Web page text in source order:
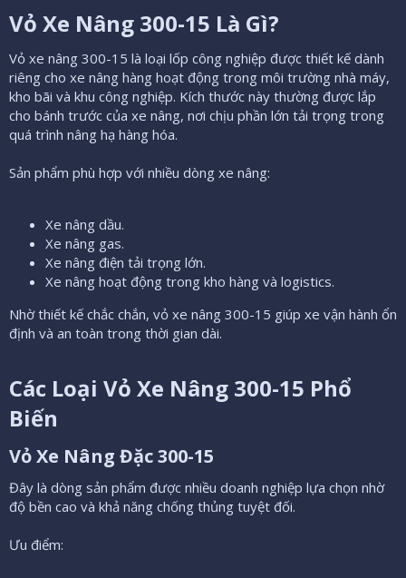
Vỏ Xe Nâng 300-15 Là Gì?​
Vỏ xe nâng 300-15 là loại lốp công nghiệp được thiết kế dành
riêng cho xe nâng hàng hoạt động trong môi trường nhà máy,
kho bãi và khu công nghiệp. Kích thước này thường được lắp
cho bánh trước của xe nâng, nơi chịu phần lớn tải trọng trong
quá trình nâng hạ hàng hóa.
Sản phẩm phù hợp với nhiều dòng xe nâng:
Xe nâng dầu.
Xe nâng gas.
Xe nâng điện tải trọng lớn.
Xe nâng hoạt động trong kho hàng và logistics.
Nhờ thiết kế chắc chắn, vỏ xe nâng 300-15 giúp xe vận hành ổn
định và an toàn trong thời gian dài.
Các Loại Vỏ Xe Nâng 300-15 Phổ
Biến​
Vỏ Xe Nâng Đặc 300-15​
Đây là dòng sản phẩm được nhiều doanh nghiệp lựa chọn nhờ
độ bền cao và khả năng chống thủng tuyệt đối.
Ưu điểm: